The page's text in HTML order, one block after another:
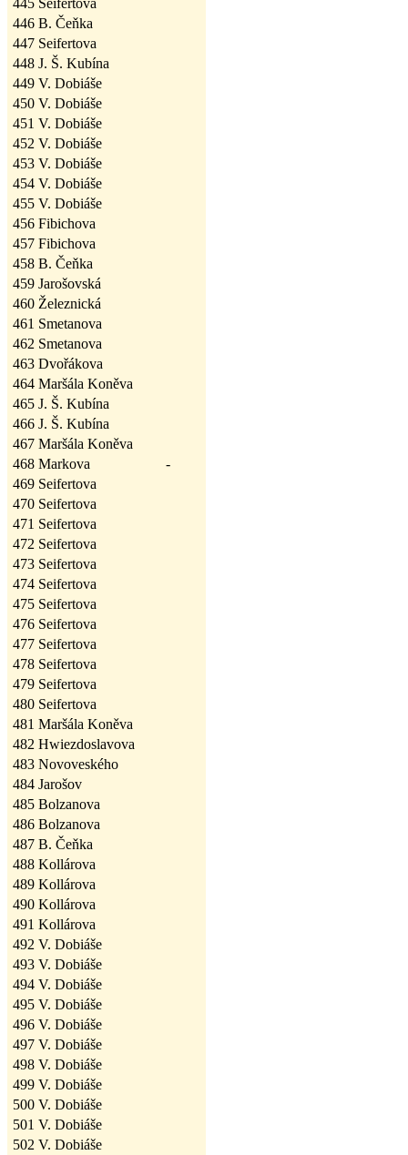
445 Seifertova
446 B. Čeňka
447 Seifertova
448 J. Š. Kubína
449 V. Dobiáše
450 V. Dobiáše
451 V. Dobiáše
452 V. Dobiáše
453 V. Dobiáše
454 V. Dobiáše
455 V. Dobiáše
456 Fibichova
457 Fibichova
458 B. Čeňka
459 Jarošovská
460 Železnická
461 Smetanova
462 Smetanova
463 Dvořákova
464 Maršála Koněva
465 J. Š. Kubína
466 J. Š. Kubína
467 Maršála Koněva
468 Markova
-
469 Seifertova
470 Seifertova
471 Seifertova
472 Seifertova
473 Seifertova
474 Seifertova
475 Seifertova
476 Seifertova
477 Seifertova
478 Seifertova
479 Seifertova
480 Seifertova
481 Maršála Koněva
482 Hwiezdoslavova
483 Novoveského
484 Jarošov
485 Bolzanova
486 Bolzanova
487 B. Čeňka
488 Kollárova
489 Kollárova
490 Kollárova
491 Kollárova
492 V. Dobiáše
493 V. Dobiáše
494 V. Dobiáše
495 V. Dobiáše
496 V. Dobiáše
497 V. Dobiáše
498 V. Dobiáše
499 V. Dobiáše
500 V. Dobiáše
501 V. Dobiáše
502 V. Dobiáše